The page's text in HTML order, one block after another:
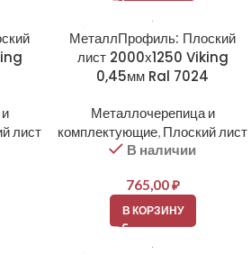
лист
МеталлПрофиль: Плоский
лист 2000х1250 Viking
0,45мм Ral 7024
Металлочерепица и
комплектующие, Плоский лист
В наличии
765,00₽
В КОРЗИНУ